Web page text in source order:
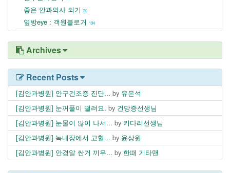
좋은 안과의사 되기 20
옆방eye : 객원블로거 194
Archives
Recent Posts
[김안과병원] 안구건조증 진단... by 유은석
[김안과병원] 눈꺼풀이 떨려요. by 건망증선생님
[김안과병원] 눈물이 많이 나서... by 키다리선생님
[김안과병원] 녹내장에서 고혈... by 윤상원
[김안과병원] 안경알 싼거 끼우... by 한때 기타맨